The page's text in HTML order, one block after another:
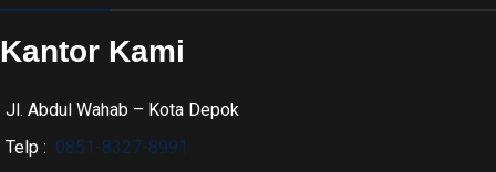
Kantor Kami
Jl. Abdul Wahab – Kota Depok
Telp : 0851-8327-8991